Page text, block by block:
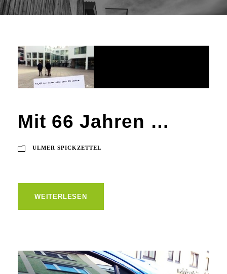
Mit 66 Jahren …
ULMER SPICKZETTEL
WEITERLESEN